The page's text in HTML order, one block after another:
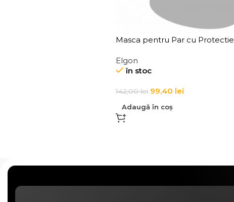
Masca pentru Par cu Protectie
pH 4
Elgon
în stoc
142,00lei 99,40 lei
Adaugă în coș